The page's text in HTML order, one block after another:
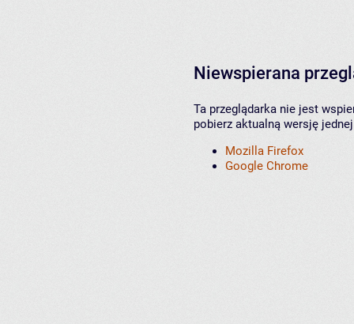
Niewspierana
Ta przeglądarka nie jest
pobierz aktualną wersję
Mozilla Firefox
Google Chrome